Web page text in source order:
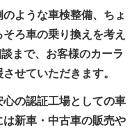
ような車検整備、ちょ
ろ車の乗り換えを考え
まで、お客様のカーラ
せていただきます。
の認証工場としての車
新車・中古車の販売や